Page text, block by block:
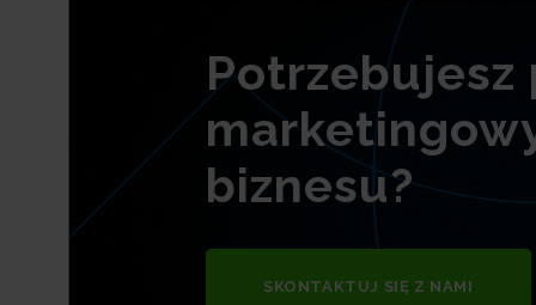
Potrzebujesz
biznesu?
SKONTAKTUJ SIĘ Z NAMI